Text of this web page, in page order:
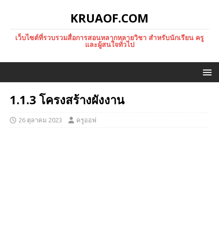
KRUAOF.COM
เว็บไซต์ที่รวบรวมสื่อการสอนหลากหลายวิชา สำหรับนักเรียน ครู
และผู้สนใจทั่วไป
1.1.3 โครงสร้างผังงาน
26 ตุลาคม 2023 ครูออฟ